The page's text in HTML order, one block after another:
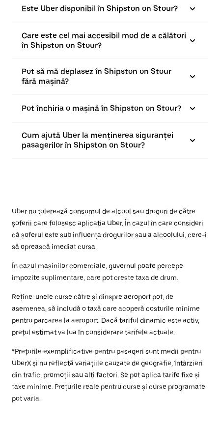
Este Uber disponibil în Shipston on Stour?
Care este cel mai accesibil mod de a călători
în Shipston on Stour?
Pot să mă deplasez în Shipston on Stour
fără mașină?
Pot închiria o mașină în Shipston on Stour?
Cum ajută Uber la menținerea siguranței
pasagerilor în Shipston on Stour?
Uber nu tolerează consumul de alcool sau droguri de către
șoferii care folosesc aplicația Uber. În cazul în care consideri
că șoferul este sub influența drogurilor sau a alcoolului, cere-i
să oprească imediat cursa.
În cazul mașinilor comerciale, guvernul poate percepe
impozite suplimentare, care pot crește taxa de drum.
Reține: unele curse către și dinspre aeroport pot, de
asemenea, să includă o taxă care acoperă costurile minime
pentru parcarea la aeroport. Dacă tariful dinamic este activ,
prețul estimat va lua în considerare tarifele actuale.
*Prețurile exemplificative pentru pasageri sunt medii pentru
UberX și nu reflectă variațiile cauzate de geografie, întârzieri
din trafic, promoții sau alți factori. Se pot aplica tarife fixe și
taxe minime. Prețurile reale pentru curse și curse programate
pot varia.